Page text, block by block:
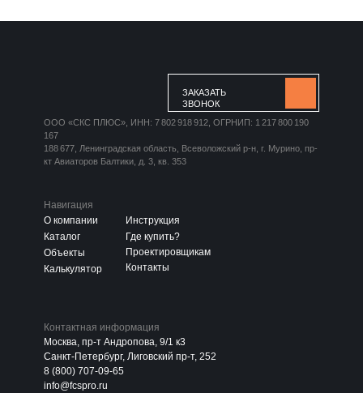
Навигация
О компании
Каталог
Объекты
Калькулятор
Инструкция
Где купить?
Проектировщикам
Контакты
Контактная информация
Москва, пр-т Андропова, 9/1 к3
Санкт-Петербург, Лиговский пр-т, 252
8 (800) 707-09-65
info@fcspro.ru
ЗАКАЗАТЬ
ЗВОНОК
ООО «СКС ПЛЮС», ИНН: 7 802 918 912, ОГРНИП: 1 217 800 190
167
188 677, Ленинградская область, Всеволожский р-н, г. Мурино, пр-
кт Авиаторов Балтики, д. 3, кв. 353